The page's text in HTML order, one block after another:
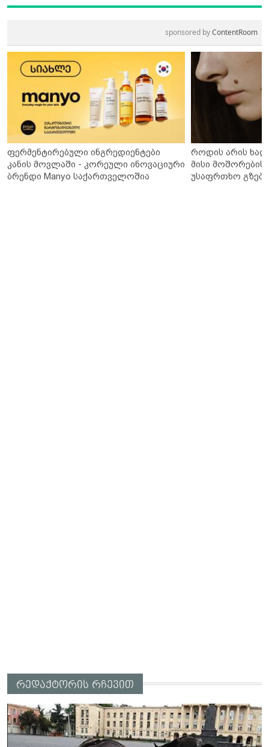
sponsored byContentRoom
ფერმენტირებული ინგრედიენტები
კანის მოვლაში - კორეული ინოვაციური
ბრენდი Manyo საქართველოშია
როდის არის
მისი მოშორების
უსაფრთხო გზები
რედაქტორის რჩევით